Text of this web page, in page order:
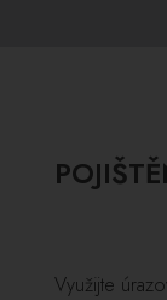
Využijte